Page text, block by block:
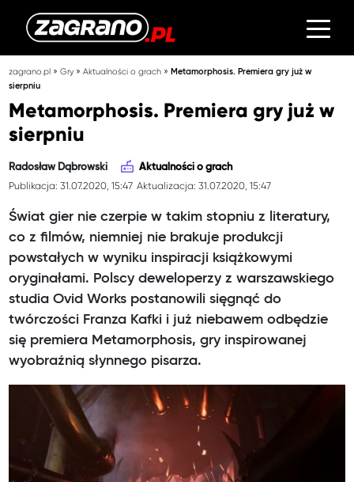
zagrano.pl »Gry»Aktualności o grach »Metamorphosis. Premiera gry już w
sierpniu
Metamorphosis. Premiera gry już w
sierpniu
Radosław Dąbrowski Aktualności o grach
Publikacja: 31.07.2020, 15:47 Aktualizacja: 31.07.2020, 15:47
Świat gier nie czerpie w takim stopniu z literatury,
co z filmów, niemniej nie brakuje produkcji
powstałych w wyniku inspiracji książkowymi
oryginałami. Polscy deweloperzy z warszawskiego
studia Ovid Works postanowili sięgnąć do
twórczości Franza Kafki i już niebawem odbędzie
się premiera Metamorphosis, gry inspirowanej
wyobraźnią słynnego pisarza.